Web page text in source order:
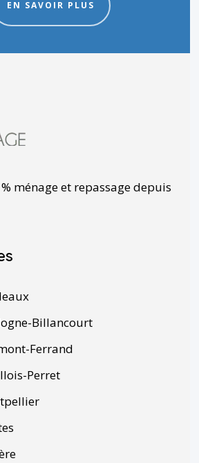
EN SAVOIR PLUS
ménage et repassage depuis
Billancourt
Ferrand
Perret